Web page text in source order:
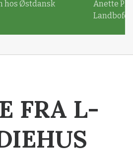
hos Østdansk
Anette
FRA L-